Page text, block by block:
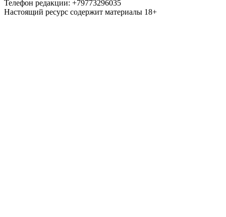
Телефон редакции: +79773296035
Настоящий ресурс содержит материалы 18+